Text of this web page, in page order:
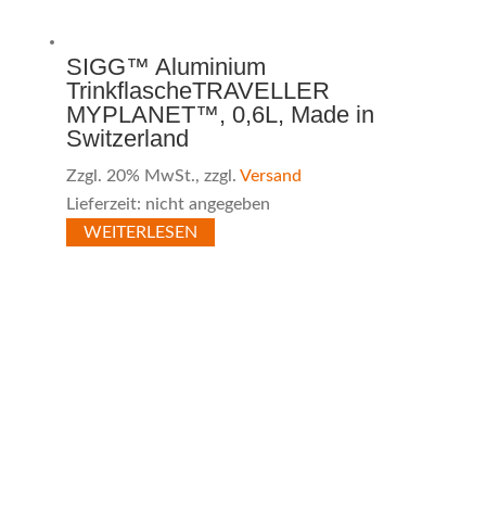
SIGG™ Aluminium
TrinkflascheTRAVELLER
MYPLANET™, 0,6L, Made in
Switzerland
Zzgl. 20% MwSt., zzgl. Versand
Lieferzeit: nicht angegeben
WEITERLESEN